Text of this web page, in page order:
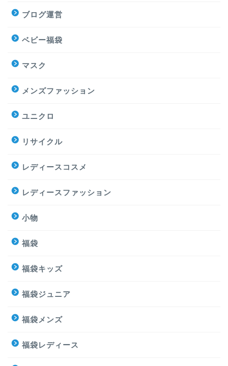
ブログ運営
ベビー福袋
マスク
メンズファッション
ユニクロ
リサイクル
レディースコスメ
レディースファッション
小物
福袋
福袋キッズ
福袋ジュニア
福袋メンズ
福袋レディース